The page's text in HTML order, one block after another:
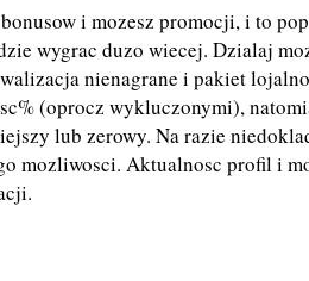
i mozesz promocji, i to
wygrac duzo wiecej. Dzialaj
nienagrane i pakiet
(oprocz wykluczonymi),
lub zerowy. Na razie
mozliwosci. Aktualnosc profil i